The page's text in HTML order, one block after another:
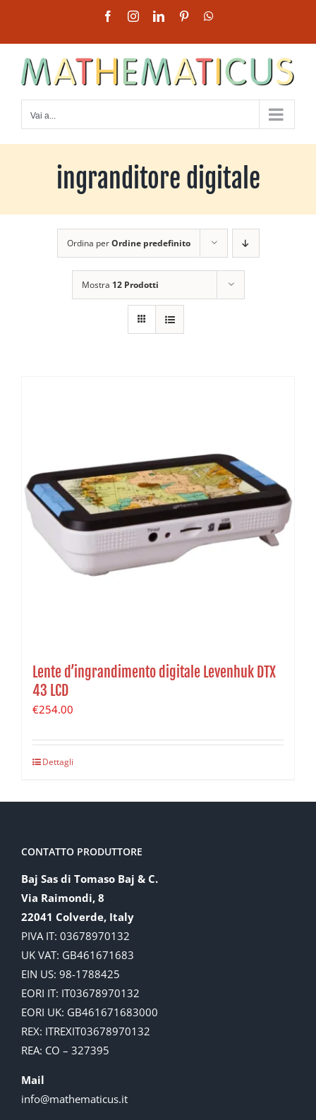
contenuto
FacebookInstagramLinkedInPinterest
Vai a...
ingranditore digitale
Ordina perOrdine predefinito
Mostra 12 Prodotti
Lente d’ingrandimento digitale Levenhuk DTX
43 LCD
€254.00
Dettagli
CONTATTO PRODUTTORE
Baj Sas di Tomaso Baj & C.
Via Raimondi, 8
22041 Colverde, Italy
PIVA IT: 03678970132
UK VAT: GB461671683
EIN US: 98-1788425
EORI IT: IT03678970132
EORI UK: GB461671683000
REX: ITREXIT03678970132
REA: CO – 327395
Mail
info@mathematicus.it